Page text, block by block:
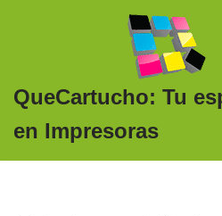
contenido
QueCartucho: Tu
en Impresoras